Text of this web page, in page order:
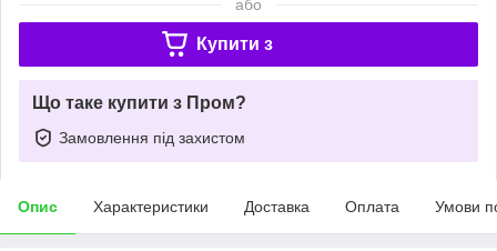
або
Купити з
Що таке купити з Пром?
Замовлення під захистом
Опис Характеристики Доставка Оплата Умови